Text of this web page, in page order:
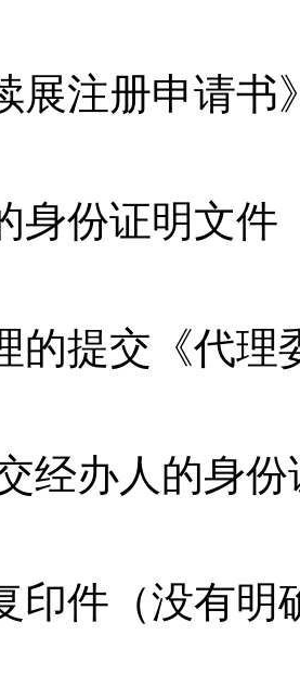
展注册申请书
身份证明文件
的提交《代
经办人的身
印件（没有明